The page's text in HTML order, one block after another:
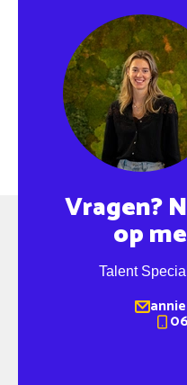
Vragen?
op
Talent